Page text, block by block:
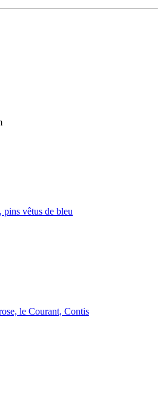
vêtus de bleu
le Courant, Contis